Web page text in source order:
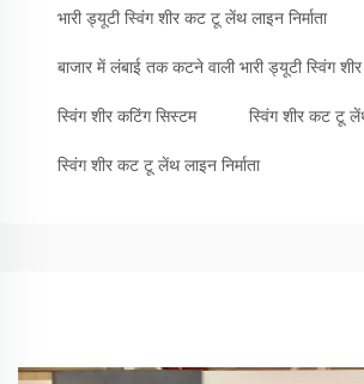
भारी ड्यूटी स्विंग शीर कट टू लेंथ लाइन निर्माता
बाजार में लंबाई तक कटने वाली भारी ड्यूटी स्विंग
स्विंग शीर कटिंग सिस्टम स्विंग शीर कट टू
स्विंग शीर कट टू लेंथ लाइन निर्माता